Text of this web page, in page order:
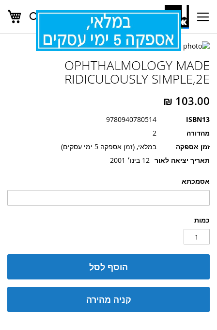
Skip
Content
חפש
אסמכתא
כמות
הוסף לסל
קניה מהירה
OPHTHALMOLOGY MADE
RIDICULOUSLY SIMPLE,2E
ISBN13
9780940780514
מהדורה
2
זמן אספקה
במלאי, (זמן אספקה 5 ימי עסקים)
תאריך יציאה לאור 12 בינו׳ 2001
לדלג
של
גלריית
תמונות
להתחלה
של
גלריית